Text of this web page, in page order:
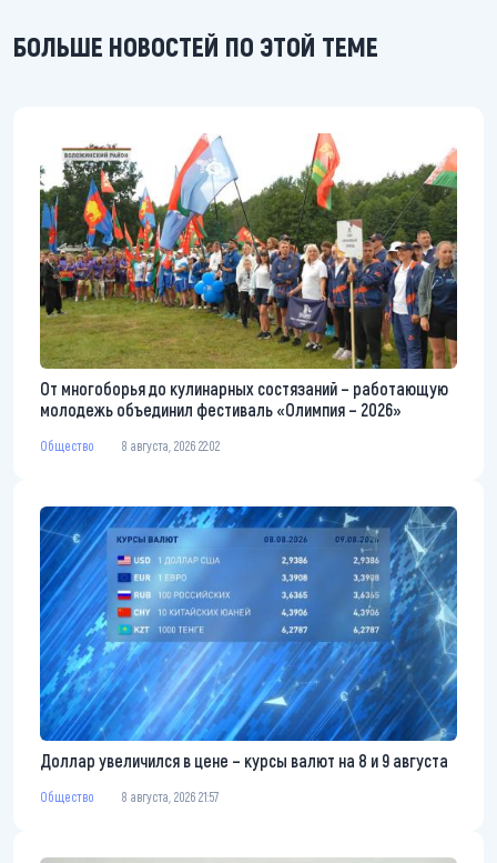
БОЛЬШЕ НОВОСТЕЙ ПО ЭТОЙ ТЕМЕ
От многоборья до кулинарных состязаний – работающую
молодежь объединил фестиваль «Олимпия – 2026»
Общество 8 августа, 2026 22:02
Доллар увеличился в цене – курсы валют на 8 и 9 августа
Общество 8 августа, 2026 21:57